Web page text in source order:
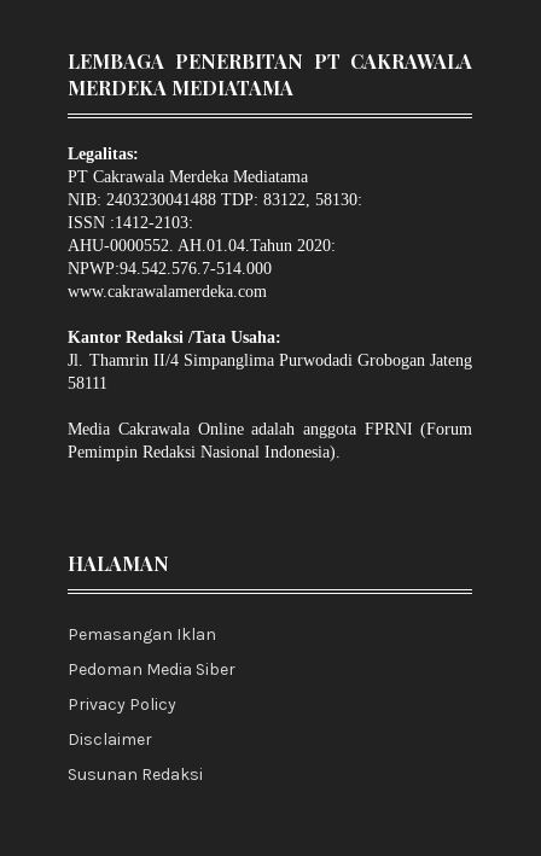
LEMBAGA PENERBITAN PT CAKRAWALA
MERDEKA MEDIATAMA
Legalitas:
PT Cakrawala Merdeka Mediatama
NIB: 2403230041488 TDP: 83122, 58130:
ISSN :1412-2103:
AHU-0000552. AH.01.04.Tahun 2020:
NPWP:94.542.576.7-514.000
www.cakrawalamerdeka.com
Kantor Redaksi /Tata Usaha:
Jl. Thamrin II/4 Simpanglima Purwodadi Grobogan Jateng
58111
Media Cakrawala Online adalah anggota FPRNI (Forum
Pemimpin Redaksi Nasional Indonesia).
HALAMAN
Pemasangan Iklan
Pedoman Media Siber
Privacy Policy
Disclaimer
Susunan Redaksi